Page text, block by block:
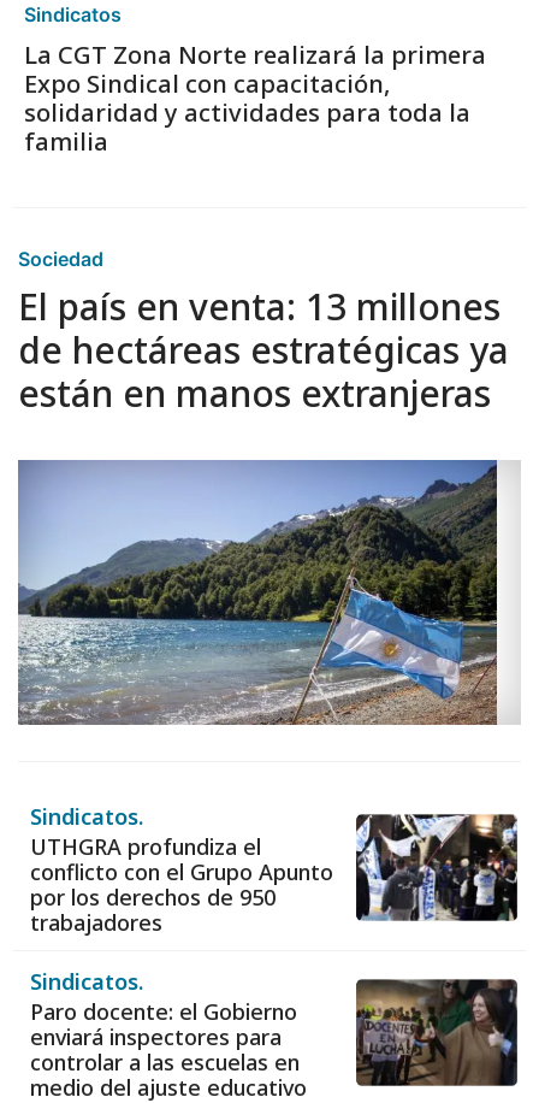
Sindicatos
La CGT Zona Norte realizará la primera
Expo Sindical con capacitación,
solidaridad y actividades para toda la
familia
Sociedad
El país en venta: 13 millones
de hectáreas estratégicas ya
están en manos extranjeras
Sindicatos.
UTHGRA profundiza el
conflicto con el Grupo Apunto
por los derechos de 950
trabajadores
Sindicatos.
Paro docente: el Gobierno
enviará inspectores para
controlar a las escuelas en
medio del ajuste educativo